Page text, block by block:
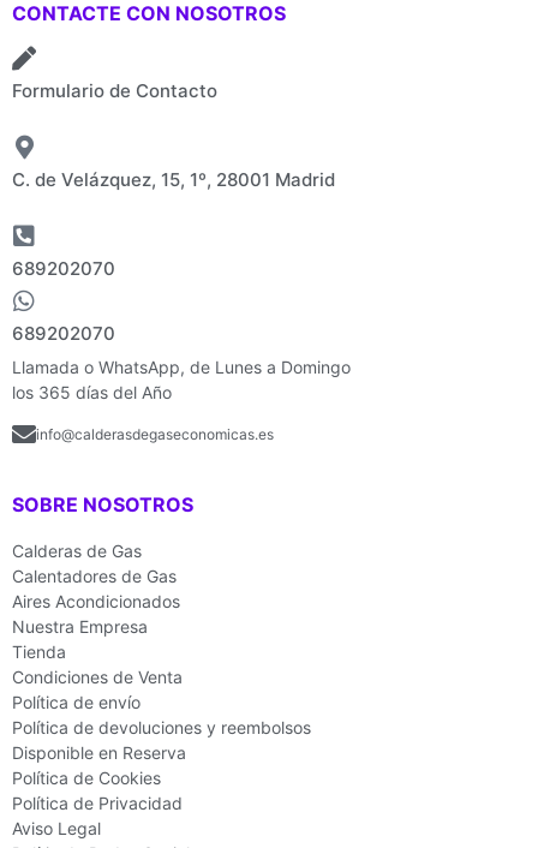
CONTACTE CON NOSOTROS
Formulario de Contacto
C. de Velázquez, 15, 1º, 28001 Madrid
689202070
689202070
Llamada o WhatsApp, de Lunes a Domingo
los 365 días del Año
info@calderasdegaseconomicas.es
SOBRE NOSOTROS
Calderas de Gas
Calentadores de Gas
Aires Acondicionados
Nuestra Empresa
Tienda
Condiciones de Venta
Política de envío
Política de devoluciones y reembolsos
Disponible en Reserva
Política de Cookies
Política de Privacidad
Aviso Legal